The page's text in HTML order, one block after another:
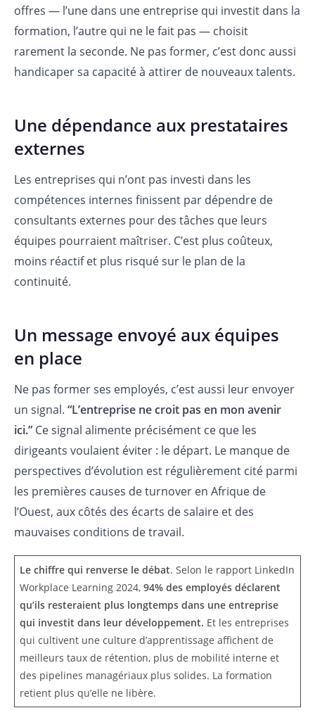
offres — l’une dans une entreprise qui investit dans la
formation, l’autre qui ne le fait pas — choisit
rarement la seconde. Ne pas former, c’est donc aussi
handicaper sa capacité à attirer de nouveaux talents.
Une dépendance aux prestataires
externes
Les entreprises qui n’ont pas investi dans les
compétences internes finissent par dépendre de
consultants externes pour des tâches que leurs
équipes pourraient maîtriser. C’est plus coûteux,
moins réactif et plus risqué sur le plan de la
continuité.
Un message envoyé aux équipes
en place
Ne pas former ses employés, c’est aussi leur envoyer
un signal. “L’entreprise ne croit pas en mon avenir
ici.” Ce signal alimente précisément ce que les
dirigeants voulaient éviter : le départ. Le manque de
perspectives d’évolution est régulièrement cité parmi
les premières causes de turnover en Afrique de
l’Ouest, aux côtés des écarts de salaire et des
mauvaises conditions de travail.
Le chiffre qui renverse le débat. Selon le rapport LinkedIn
Workplace Learning 2024, 94% des employés déclarent
qu’ils resteraient plus longtemps dans une entreprise
qui investit dans leur développement. Et les entreprises
qui cultivent une culture d’apprentissage affichent de
meilleurs taux de rétention, plus de mobilité interne et
des pipelines managériaux plus solides. La formation
retient plus qu’elle ne libère.